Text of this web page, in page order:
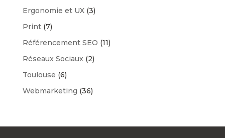
Ergonomie et UX(3)
Print(7)
Référencement SEO (11)
Réseaux Sociaux(2)
Toulouse (6)
Webmarketing (36)